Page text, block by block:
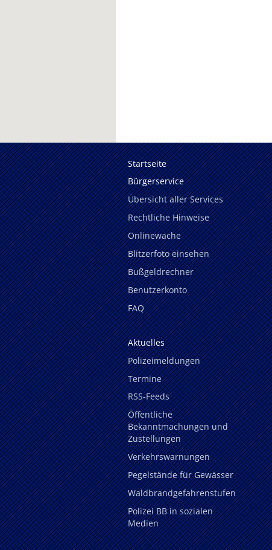
Startseite
Bürgerservice
Übersicht aller Services
Rechtliche Hinweise
Onlinewache
Blitzerfoto einsehen
Bußgeldrechner
Benutzerkonto
FAQ
Aktuelles
Polizeimeldungen
Termine
RSS-Feeds
Öffentliche
Bekanntmachungen und
Zustellungen
Verkehrswarnungen
Pegelstände für Gewässer
Waldbrandgefahrenstufen
Polizei BB in sozialen
Medien